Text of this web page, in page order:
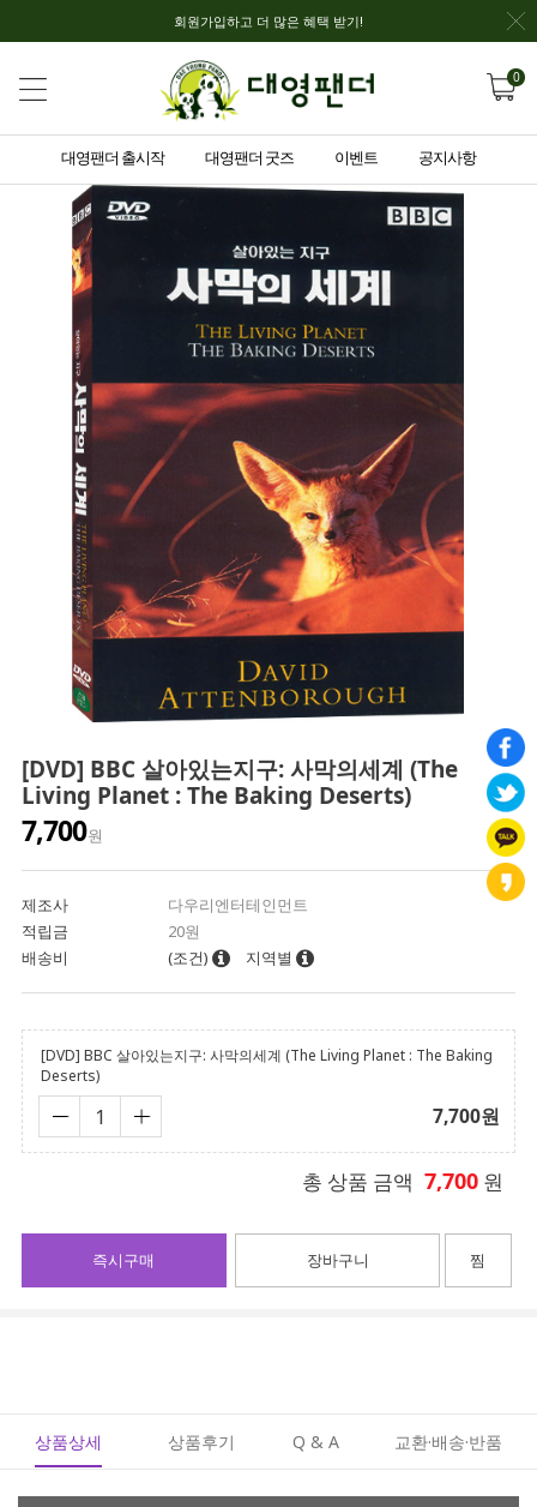
회원가입하고 더 많은 혜택 받기!
0
대영팬더 출시작 대영팬더 굿즈 이벤트 공지사항
[DVD] BBC 살아있는지구: 사막의세계 (The
Living Planet : The Baking Deserts)
7,700원
제조사
다우리엔터테인먼트
적립금
20원
배송비
(조건) 지역별
[DVD] BBC 살아있는지구: 사막의세계 (The Living Planet : The Baking
Deserts)
7,700원
총 상품 금액 7,700 원
장바구니
즉시구매 찜
상품상세 상품후기 Q & A 교환·배송·반품